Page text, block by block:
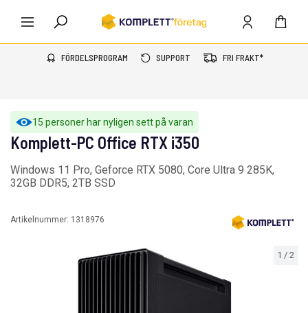
FÖRDELSPROGRAM SUPPORT FRI FRAKT*
15 personer har nyligen sett på varan
1 / 2
Komplett-PC Office RTX i350
Windows 11 Pro, Geforce RTX 5080, Core Ultra 9 285K,
32GB DDR5, 2TB SSD
Artikelnummer: 1318976